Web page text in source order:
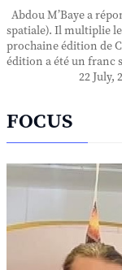
Abdou M’Baye a
spatiale). Il multiplie
prochaine édition de
édition a été un franc
22 July,
FOCUS